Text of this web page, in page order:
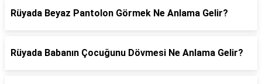
Rüyada Beyaz Pantolon Görmek Ne Anlama Gelir?
Rüyada Babanın Çocuğunu Dövmesi Ne Anlama Gelir?